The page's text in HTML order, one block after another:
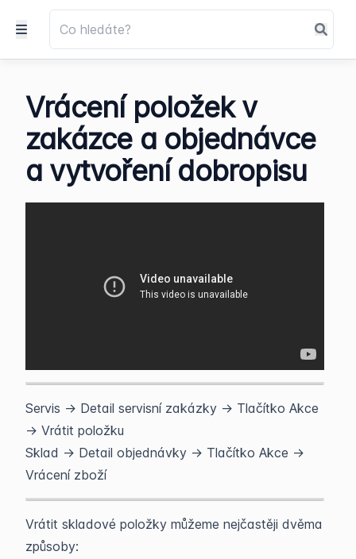
Vrácení položek v
zakázce a objednávce
a vytvoření dobropisu
Servis -> Detail servisní zakázky -> Tlačítko Akce
-> Vrátit položku
Sklad -> Detail objednávky -> Tlačítko Akce ->
Vrácení zboží
Vrátit skladové položky můžeme nejčastěji dvěma
způsoby: